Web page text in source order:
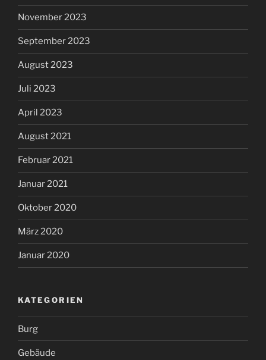
November 2023
September 2023
August 2023
Juli 2023
April 2023
August 2021
Februar 2021
Januar 2021
Oktober 2020
März 2020
Januar 2020
KATEGORIEN
Burg
Gebäude